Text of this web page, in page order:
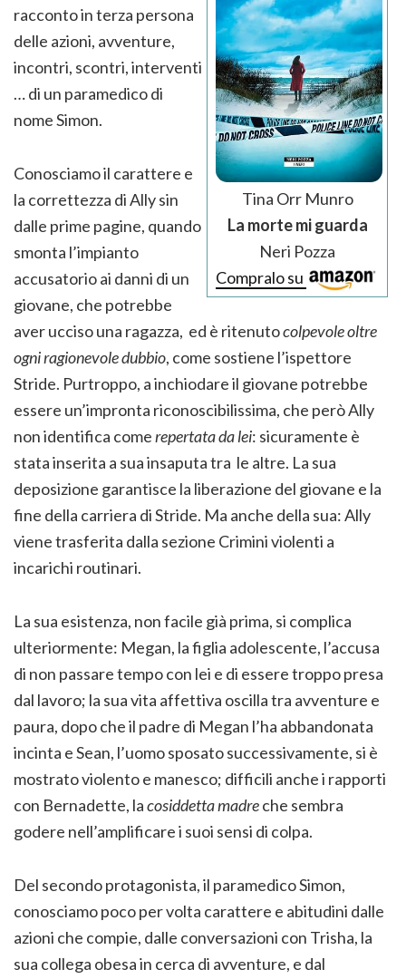
Tina Orr Munro
La morte mi guarda
Neri Pozza
Compralo su
racconto in terza persona
delle azioni, avventure,
incontri, scontri, interventi
… di un paramedico di
nome Simon.
Conosciamo il carattere e
la correttezza di Ally sin
dalle prime pagine, quando
smonta l’impianto
accusatorio ai danni di un
giovane, che potrebbe
aver ucciso una ragazza, ed è ritenutocolpevole oltre
ogni ragionevole dubbio, come sostiene l’ispettore
Stride. Purtroppo, a inchiodare il giovane potrebbe
essere un’impronta riconoscibilissima, che però Ally
non identifica comerepertata da lei: sicuramente è
stata inserita a sua insaputa tra le altre. La sua
deposizione garantisce la liberazione del giovane e la
fine della carriera di Stride. Ma anche della sua: Ally
viene trasferita dalla sezione Crimini violenti a
incarichi routinari.
La sua esistenza, non facile già prima, si complica
ulteriormente: Megan, la figlia adolescente, l’accusa
di non passare tempo con lei e di essere troppo presa
dal lavoro; la sua vita affettiva oscilla tra avventure e
paura, dopo che il padre di Megan l’ha abbandonata
incinta e Sean, l’uomo sposato successivamente, si è
mostrato violento e manesco; difficili anche i rapporti
con Bernadette, lacosiddettamadreche sembra
godere nell’amplificare i suoi sensi di colpa.
Del secondo protagonista, il paramedico Simon,
conosciamo poco per volta carattere e abitudini dalle
azioni che compie, dalle conversazioni con Trisha, la
sua collega obesa in cerca di avventure, e dal